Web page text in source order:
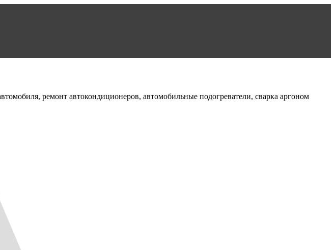
ремонт автокондиционеров, автомобильные подогреватели, сварка аргоном